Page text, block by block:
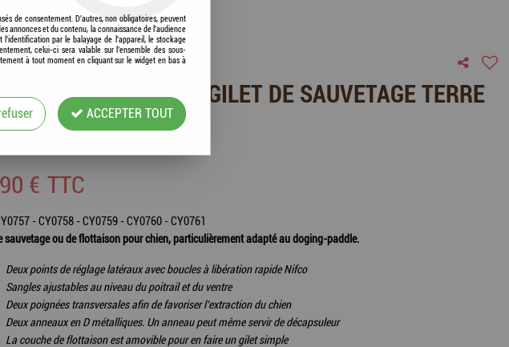
- SURF N TURF - GILET DE SAUVETAGE TERRE
90 € TTC
- CY0758 - CY0759 - CY0760 - CY0761
sauvetage ou de flottaison pour chien, particulièrement adapté au doging-paddle.
Deux points de réglage latéraux avec boucles à libération rapide Nifco
Sangles ajustables au niveau du poitrail et du ventre
Deux poignées transversales afin de favoriser l’extraction du chien
Deux anneaux en D métalliques. Un anneau peut même servir de décapsuleur
La couche de flottaison est amovible pour en faire un gilet simple
de consentement. D'autres, non obligatoires, peuvent
annonces et du contenu, la connaissance de l'audience
l'identification par le balayage de l'appareil, le stockage
celui-ci sera valable sur l’ensemble des sous-
à tout moment en cliquant sur le widget en bas à
ACCEPTER TOUT